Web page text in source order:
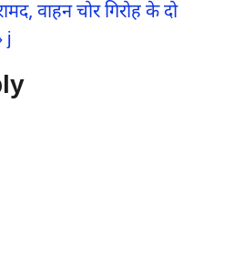
वाहन चोर गिरोह के दो
j